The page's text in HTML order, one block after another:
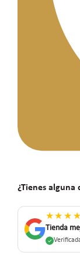
¿Tienes alguna
Tienda